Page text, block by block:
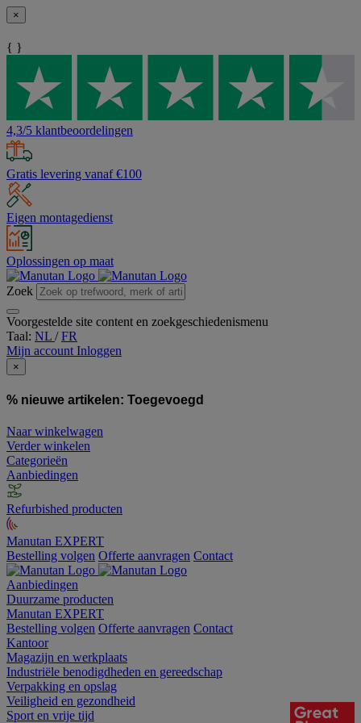
×
{ }
4,3/5 klantbeoordelingen
Gratis levering vanaf €100
Eigen montagedienst
Oplossingen op maat
Zoek
Voorgestelde site content en zoekgeschiedenismenu
Taal: NL /FR
Mijn account Inloggen
×
% nieuwe artikelen: Toegevoegd
Naar winkelwagen
Verder winkelen
Categorieën
Aanbiedingen
Refurbished producten
Manutan EXPERT
Bestelling volgen Offerte aanvragen Contact
Aanbiedingen
Duurzame producten
Manutan EXPERT
Bestelling volgen Offerte aanvragen Contact
Kantoor
Magazijn en werkplaats
Industriële benodigdheden en gereedschap
Verpakking en opslag
Veiligheid en gezondheid
Sport en vrije tijd